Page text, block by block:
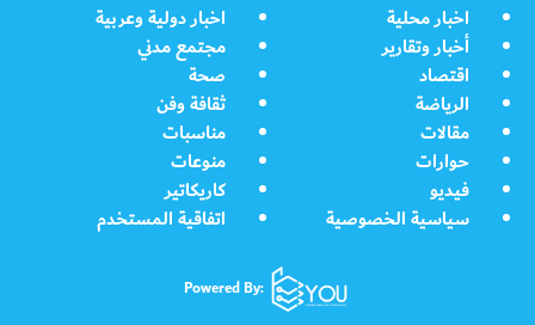
اخبار محلية
اخبار دولية وعربية
أخبار وتقارير
مجتمع مدني
اقتصاد
صحة
الرياضة
ثقافة وفن
مقالات
مناسبات
حوارات
منوعات
فيديو
كاريكاتير
سياسية الخصوصية
اتفاقية المستخدم
Powered By: